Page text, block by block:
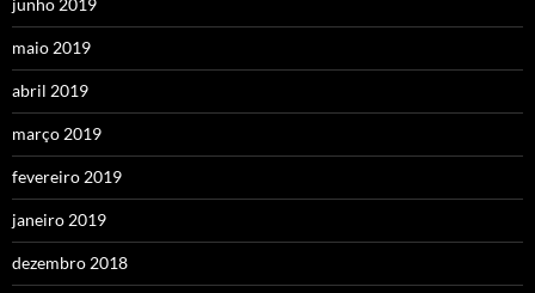
maio 2019
abril 2019
março 2019
fevereiro 2019
janeiro 2019
dezembro 2018